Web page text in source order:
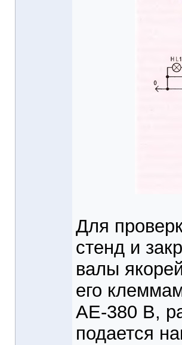
Для
стенд и
валы
его
АЕ-380 В,
подается